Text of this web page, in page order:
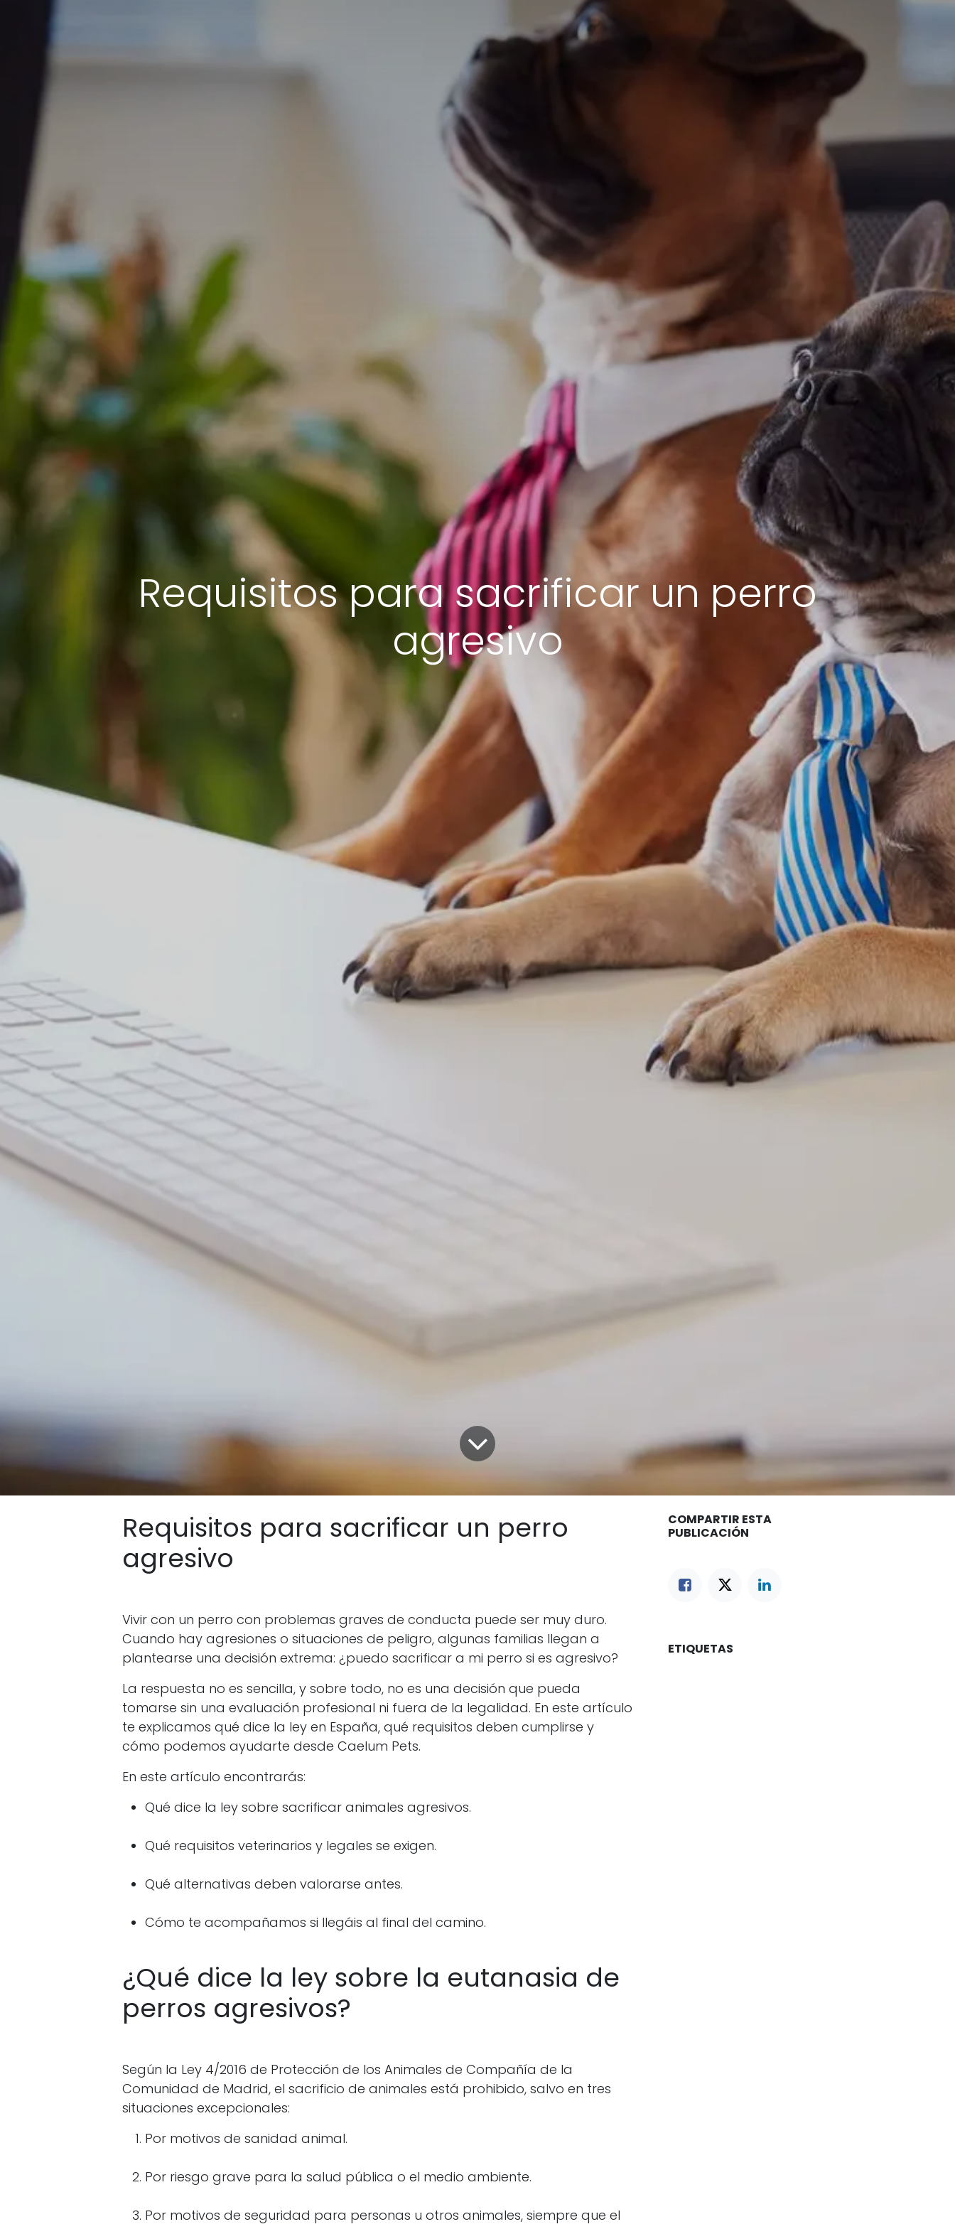
Requisitos para sacrificar un perro
agresivo
Requisitos para sacrificar un perro
agresivo
Vivir con un perro con problemas graves de conducta puede ser muy duro.
Cuando hay agresiones o situaciones de peligro, algunas familias llegan a
plantearse una decisión extrema: ¿puedo sacrificar a mi perro si es agresivo?
La respuesta no es sencilla, y sobre todo, no es una decisión que pueda
tomarse sin una evaluación profesional ni fuera de la legalidad. En este artículo
te explicamos qué dice la ley en España, qué requisitos deben cumplirse y
cómo podemos ayudarte desde Caelum Pets.
En este artículo encontrarás:
Qué dice la ley sobre sacrificar animales agresivos.
Qué requisitos veterinarios y legales se exigen.
Qué alternativas deben valorarse antes.
Cómo te acompañamos si llegáis al final del camino.
¿Qué dice la ley sobre la eutanasia de
perros agresivos?
Según la Ley 4/2016 de Protección de los Animales de Compañía de la
Comunidad de Madrid, el sacrificio de animales está prohibido, salvo en tres
situaciones excepcionales:
Por motivos de sanidad animal.
Por riesgo grave para la salud pública o el medio ambiente.
Por motivos de seguridad para personas u otros animales, siempre que el
COMPARTIR ESTA
PUBLICACIÓN
ETIQUETAS